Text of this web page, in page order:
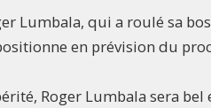
Lumbala, qui a roulé sa
en prévision du
Roger Lumbala sera